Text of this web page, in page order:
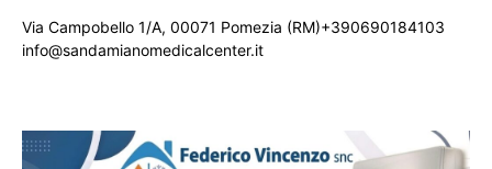
Via Campobello 1/A, 00071 Pomezia (RM)+390690184103
info@sandamianomedicalcenter.it